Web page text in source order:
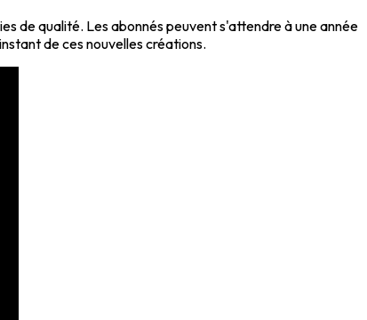
de qualité. Les abonnés peuvent s'attendre à une année
de ces nouvelles créations.